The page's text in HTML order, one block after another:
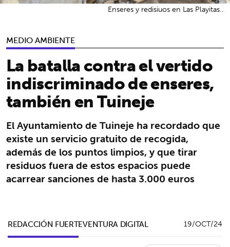
MEDIO AMBIENTE
La batalla contra el vertido
indiscriminado de enseres,
también en Tuineje
El Ayuntamiento de Tuineje ha recordado que
existe un servicio gratuito de recogida,
además de los puntos limpios, y que tirar
residuos fuera de estos espacios puede
acarrear sanciones de hasta 3.000 euros
Enseres y redisiuos en Las Playitas..
REDACCIÓN FUERTEVENTURA DIGITAL 19/OCT/24